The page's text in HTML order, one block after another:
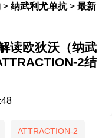
> 纳武利尤单抗> 最新
读欧狄沃（纳武
2结
ATTRACTION-2